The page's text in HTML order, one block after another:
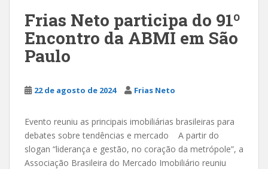
Frias Neto participa do 91º
Encontro da ABMI em São
Paulo
22 de agosto de 2024 Frias Neto
Evento reuniu as principais imobiliárias brasileiras para
debates sobre tendências e mercado A partir do
slogan “liderança e gestão, no coração da metrópole”, a
Associação Brasileira do Mercado Imobiliário reuniu